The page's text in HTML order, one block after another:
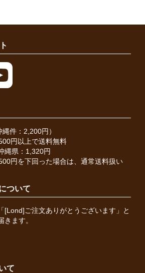
件：2,200円）
円以上で送料無料
縄県：1,320円
円を下回った場合は、通常送料扱い
ついて
[Lond]ご注文ありがとうございます」と
きます。
て